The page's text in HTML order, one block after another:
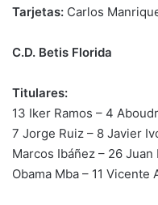
Tarjetas: Carlos
C.D. Betis Florida
Titulares:
13 Iker Ramos – 4
7 Jorge Ruiz – 8 Javier
Marcos Ibáñez – 26
Obama Mba – 11